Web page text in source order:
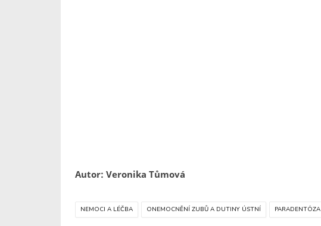
Autor: Veronika Tůmová
NEMOCI A LÉČBA ONEMOCNĚNÍ ZUBŮ A DUTINY ÚSTNÍ PARADENTÓZA